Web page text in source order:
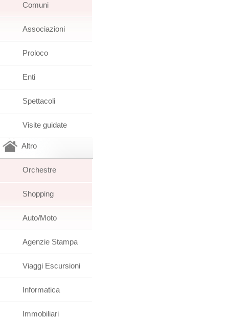
Comuni
Associazioni
Proloco
Enti
Spettacoli
Visite guidate
Altro
Orchestre
Shopping
Auto/Moto
Agenzie Stampa
Viaggi Escursioni
Informatica
Immobiliari